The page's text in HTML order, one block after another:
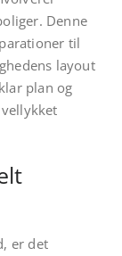
Denne
til
layout
plan og
er det